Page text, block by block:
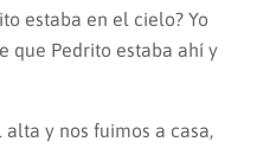
estaba en el cielo? Yo
que Pedrito estaba ahí y
y nos fuimos a casa,